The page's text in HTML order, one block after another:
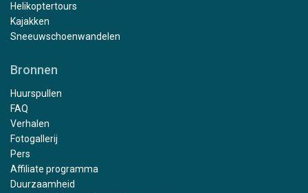
Helikoptertours
Kajakken
Sneeuwschoenwandelen
Bronnen
Huurspullen
FAQ
Verhalen
Fotogallerij
Pers
Affiliate programma
Duurzaamheid